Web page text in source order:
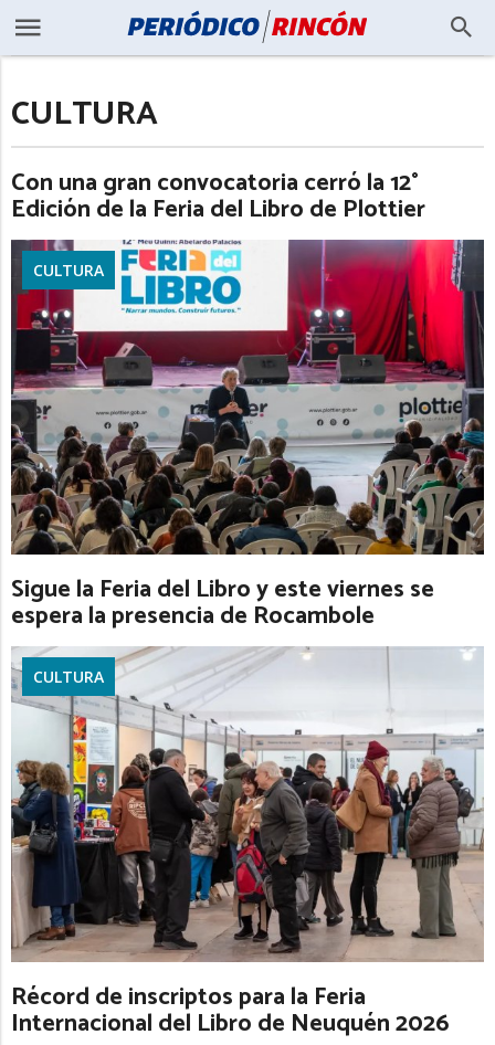
CULTURA
Con una gran convocatoria cerró la 12°
Edición de la Feria del Libro de Plottier
CULTURA
Sigue la Feria del Libro y este viernes se
espera la presencia de Rocambole
CULTURA
Récord de inscriptos para la Feria
Internacional del Libro de Neuquén 2026